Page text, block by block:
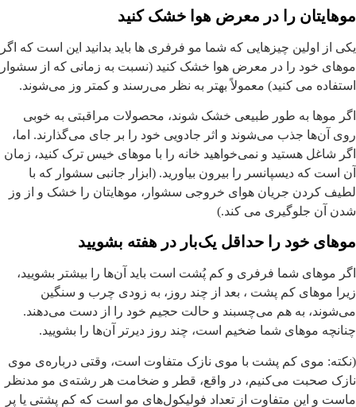
را در معرض هوا خشک کنید
از اولین چیزهایی که شما مو فرفری ها باید بدانید این است که اگر
خود را در معرض هوا خشک کنید (نسبت به زمانی که از سشوار
می کنید) معمولاً بهتر به نظر می‌رسند و کمتر وز می‌شوند.
موها به طور طبیعی خشک شوند، محصولات مراقبتی به خوبی
آن‌ها جذب می‌شوند و اثر جادویی خود را بر جای می‌گذارند. اما،
شاغل هستید و نمی‌خواهید خانه را با موهای خیس ترک کنید، زمان
است که دیسپانسر را بیرون بیاورید. (ابزار جانبی سشوار که با
کردن جریان هوای خروجی سشوار، موهایتان را خشک و از وز
آن جلوگیری می کند.)
خود را حداقل یک‌بار در هفته بشویید
موهای شما فرفری و کم پُشت است باید آن‌ها را بیشتر بشویید،
موهای کم پشت ، بعد از چند روز، به زودی چرب و سنگین
به هم می‌چسبند و حالت حجیم خود را از دست می‌دهند.
موهای شما ضخیم است، چند روز دیرتر آن‌ها را بشویید.
موی کم پشت با موی نازک متفاوت است، وقتی درباره‌ی موی
صحبت می‌کنیم، در واقع، قطر و ضخامت هر رشته‌ی مو مدنظر
و این متفاوت از تعداد فولیکول‌های مو است که کم پشتی یا پر